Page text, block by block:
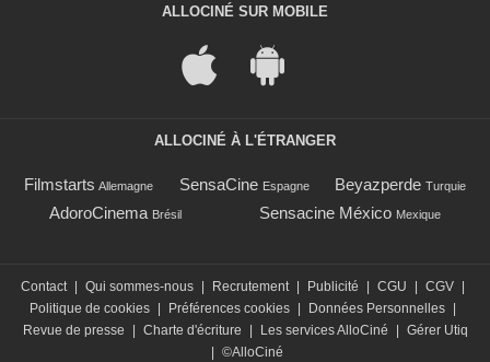
ALLOCINÉ SUR MOBILE
ALLOCINÉ À L'ÉTRANGER
Filmstarts Allemagne SensaCine Espagne Beyazperde Turquie
AdoroCinema Brésil Sensacine México Mexique
Contact Qui sommes-nous Recrutement Publicité CGU CGV
Politique de cookies
Préférences cookies Données Personnelles
Revue de presse
Charte d'écriture Les services AlloCiné
Gérer Utiq
©AlloCiné